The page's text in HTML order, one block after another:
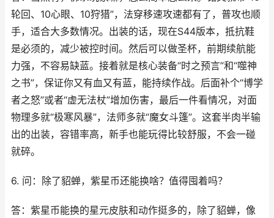
轮回、10心眼、10狩猎”，法穿移速攻速都有了，普攻也顺
手，适合大多数情况。出装的话，现在S44版本，抵抗鞋
是必须的，减少被控时间。然后可以做圣杯，前期续航能
力强，不容易缺蓝。接着就是核心装备“时之预言”和“噬神
之书”，保证你又有血又有蓝，能持续作战。后面补个“博学
者之怒”或者“虚无法杖”增加伤害，最后一件看情况，对面
物理多就“极寒风暴”，法师多就“魔女斗篷”。这套半肉半输
出的出装，容错率高，新手也能玩得比较舒服，不会一碰
就碎。
6. 问：除了貂蝉，紫星币还能换啥？值得囤着吗？
答：紫星币能换的星元皮肤和动作挺多的，除了貂蝉，像